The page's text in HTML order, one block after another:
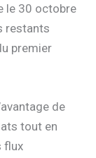
le 30 octobre
restants
premier
de
tout en
flux